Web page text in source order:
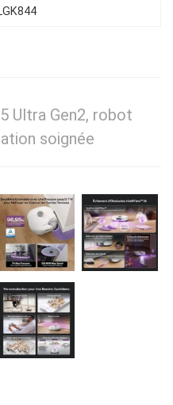
Ultra Gen2, robot
soignée